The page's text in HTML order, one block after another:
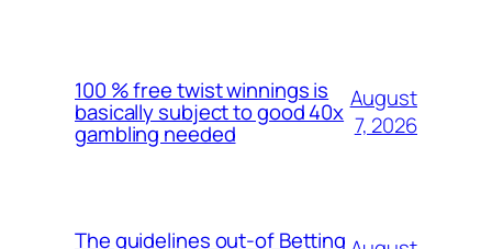
100 % free twist winnings is
basically subject to good 40x
gambling needed
August
7, 2026
The guidelines out-of Betting